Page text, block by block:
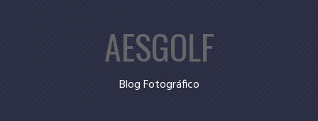
AESGOLF
Blog Fotográfico